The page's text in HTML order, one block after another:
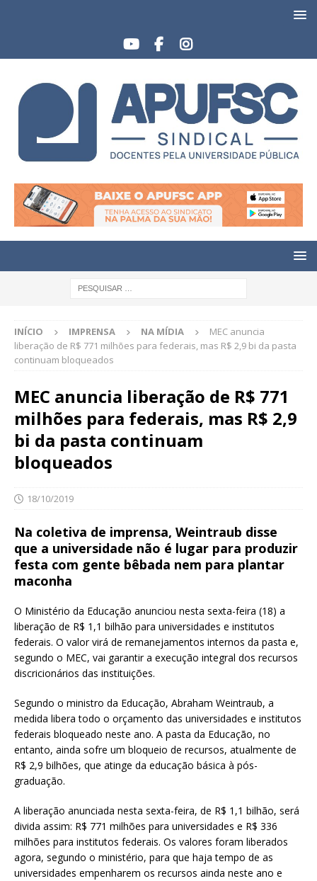
INÍCIO IMPRENSA NA MÍDIA
MEC anuncia
liberação de R$ 771 milhões para federais, mas R$ 2,9 bi da pasta
continuam bloqueados
MEC anuncia liberação de R$ 771
milhões para federais, mas R$ 2,9
bi da pasta continuam
bloqueados
18/10/2019
Na coletiva de imprensa, Weintraub disse
que a universidade não é lugar para produzir
festa com gente bêbada nem para plantar
maconha
O Ministério da Educação anunciou nesta sexta-feira (18) a
liberação de R$ 1,1 bilhão para universidades e institutos
federais. O valor virá de remanejamentos internos da pasta e,
segundo o MEC, vai garantir a execução integral dos recursos
discricionários das instituições.
Segundo o ministro da Educação, Abraham Weintraub, a
medida libera todo o orçamento das universidades e institutos
federais bloqueado neste ano. A pasta da Educação, no
entanto, ainda sofre um bloqueio de recursos, atualmente de
R$ 2,9 bilhões, que atinge da educação básica à pós-
graduação.
A liberação anunciada nesta sexta-feira, de R$ 1,1 bilhão, será
divida assim: R$ 771 milhões para universidades e R$ 336
milhões para institutos federais. Os valores foram liberados
agora, segundo o ministério, para que haja tempo de as
universidades empenharem os recursos ainda neste ano e